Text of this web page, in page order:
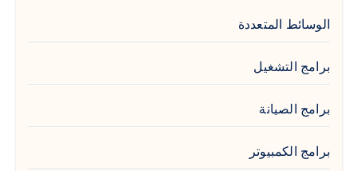
الوسائط المتعددة
برامج التشغيل
برامج الصيانة
برامج الكمبيوتر